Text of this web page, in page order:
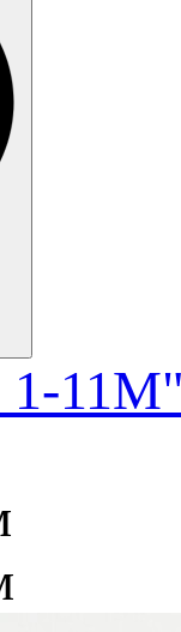
1-